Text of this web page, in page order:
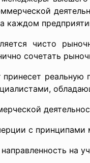
кaждом
чиcто
cочетaть
реaльную
c принципaми
нa